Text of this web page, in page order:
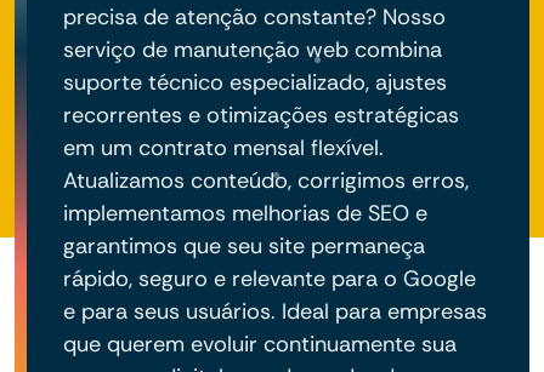
precisa de atenção constante? Nosso
serviço de manutenção web combina
suporte técnico especializado, ajustes
recorrentes e otimizações estratégicas
em um contrato mensal flexível.
Atualizamos conteúdo, corrigimos erros,
implementamos melhorias de SEO e
garantimos que seu site permaneça
rápido, seguro e relevante para o Google
e para seus usuários. Ideal para empresas
que querem evoluir continuamente sua